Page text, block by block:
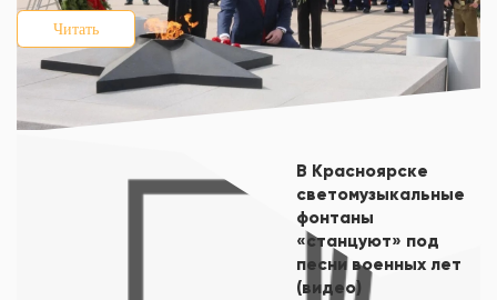
Читать
В Красноярске
светомузыкальные
фонтаны
«станцуют» под
песни военных лет
(видео)